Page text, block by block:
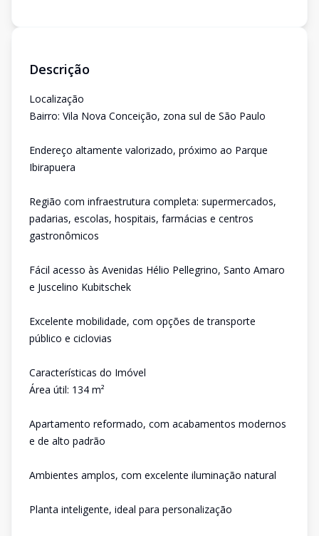
Descrição
Localização
Bairro: Vila Nova Conceição, zona sul de São Paulo
Endereço altamente valorizado, próximo ao Parque
Ibirapuera
Região com infraestrutura completa: supermercados,
padarias, escolas, hospitais, farmácias e centros
gastronômicos
Fácil acesso às Avenidas Hélio Pellegrino, Santo Amaro
e Juscelino Kubitschek
Excelente mobilidade, com opções de transporte
público e ciclovias
Características do Imóvel
Área útil: 134 m²
Apartamento reformado, com acabamentos modernos
e de alto padrão
Ambientes amplos, com excelente iluminação natural
Planta inteligente, ideal para personalização